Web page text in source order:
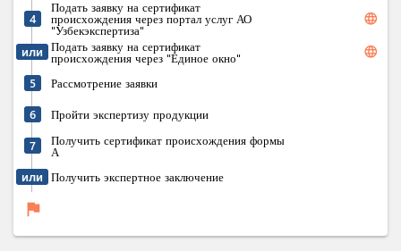
4
Подать заявку на сертификат
происхождения через портал услуг АО
"Узбекэкспертиза"
language
или Подать заявку на сертификат
происхождения через "Единое окно" language
5 Рассмотрение заявки
6 Пройти экспертизу продукции
7 Получить сертификат происхождения формы
А
или Получить экспертное заключение
flag